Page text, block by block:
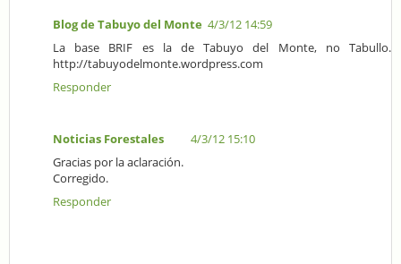
Blog de Tabuyo del Monte 4/3/12 14:59
La base BRIF es la de Tabuyo del Monte, no Tabullo.
http://tabuyodelmonte.wordpress.com
Responder
Noticias Forestales
4/3/12 15:10
Gracias por la aclaración.
Corregido.
Responder